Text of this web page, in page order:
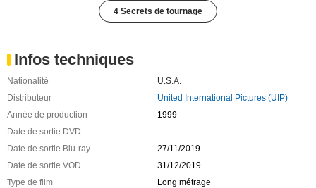
4 Secrets de tournage
Infos techniques
Nationalité
U.S.A.
Distributeur
United International Pictures (UIP)
Année de production
1999
Date de sortie DVD
-
Date de sortie Blu-ray
27/11/2019
Date de sortie VOD
31/12/2019
Type de film
Long métrage